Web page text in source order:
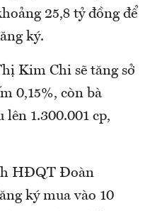
25,8 tỷ đồng để
ký.
Kim Chi sẽ tăng sở
0,15%, còn bà
lên 1.300.001 cp,
HĐQT Đoàn
ký mua vào 10